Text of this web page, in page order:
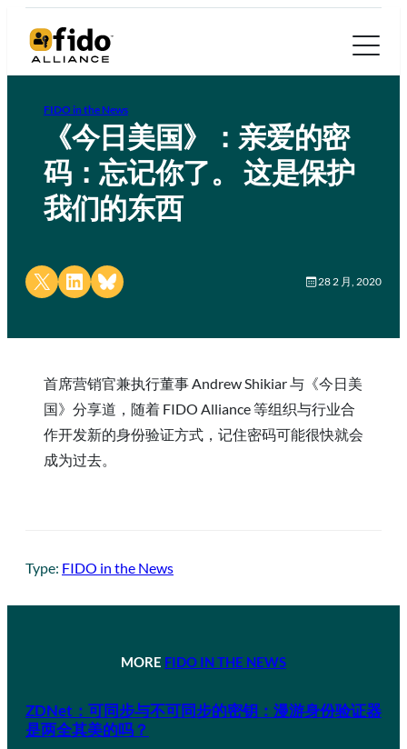
FIDO in the News
《今日美国》：亲爱的密
码：忘记你了。 这是保护
我们的东西
Share on X Share on LinkedIn
Share on Bluesky 28 2 月, 2020
首席营销官兼执行董事 Andrew Shikiar 与《今日美
国》分享道，随着 FIDO Alliance 等组织与行业合
作开发新的身份验证方式，记住密码可能很快就会
成为过去。
Type: FIDO in the News
MORE FIDO IN THE NEWS
ZDNet：可同步与不可同步的密钥：漫游身份验证器
是两全其美的吗？